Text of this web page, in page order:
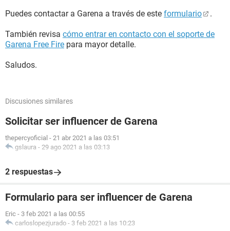
Puedes contactar a Garena a través de este formulario .
También revisa cómo entrar en contacto con el soporte de
Garena Free Fire para mayor detalle.
Saludos.
Discusiones similares
Solicitar ser influencer de Garena
thepercyoficial - 21 abr 2021 a las 03:51
gslaura - 29 ago 2021 a las 03:13
2 respuestas
Formulario para ser influencer de Garena
Eric - 3 feb 2021 a las 00:55
carloslopezjurado - 3 feb 2021 a las 10:23